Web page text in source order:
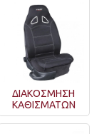
ΔΙΑΚΟΣΜΗΣΗ
ΚΑΘΙΣΜΑΤΩΝ